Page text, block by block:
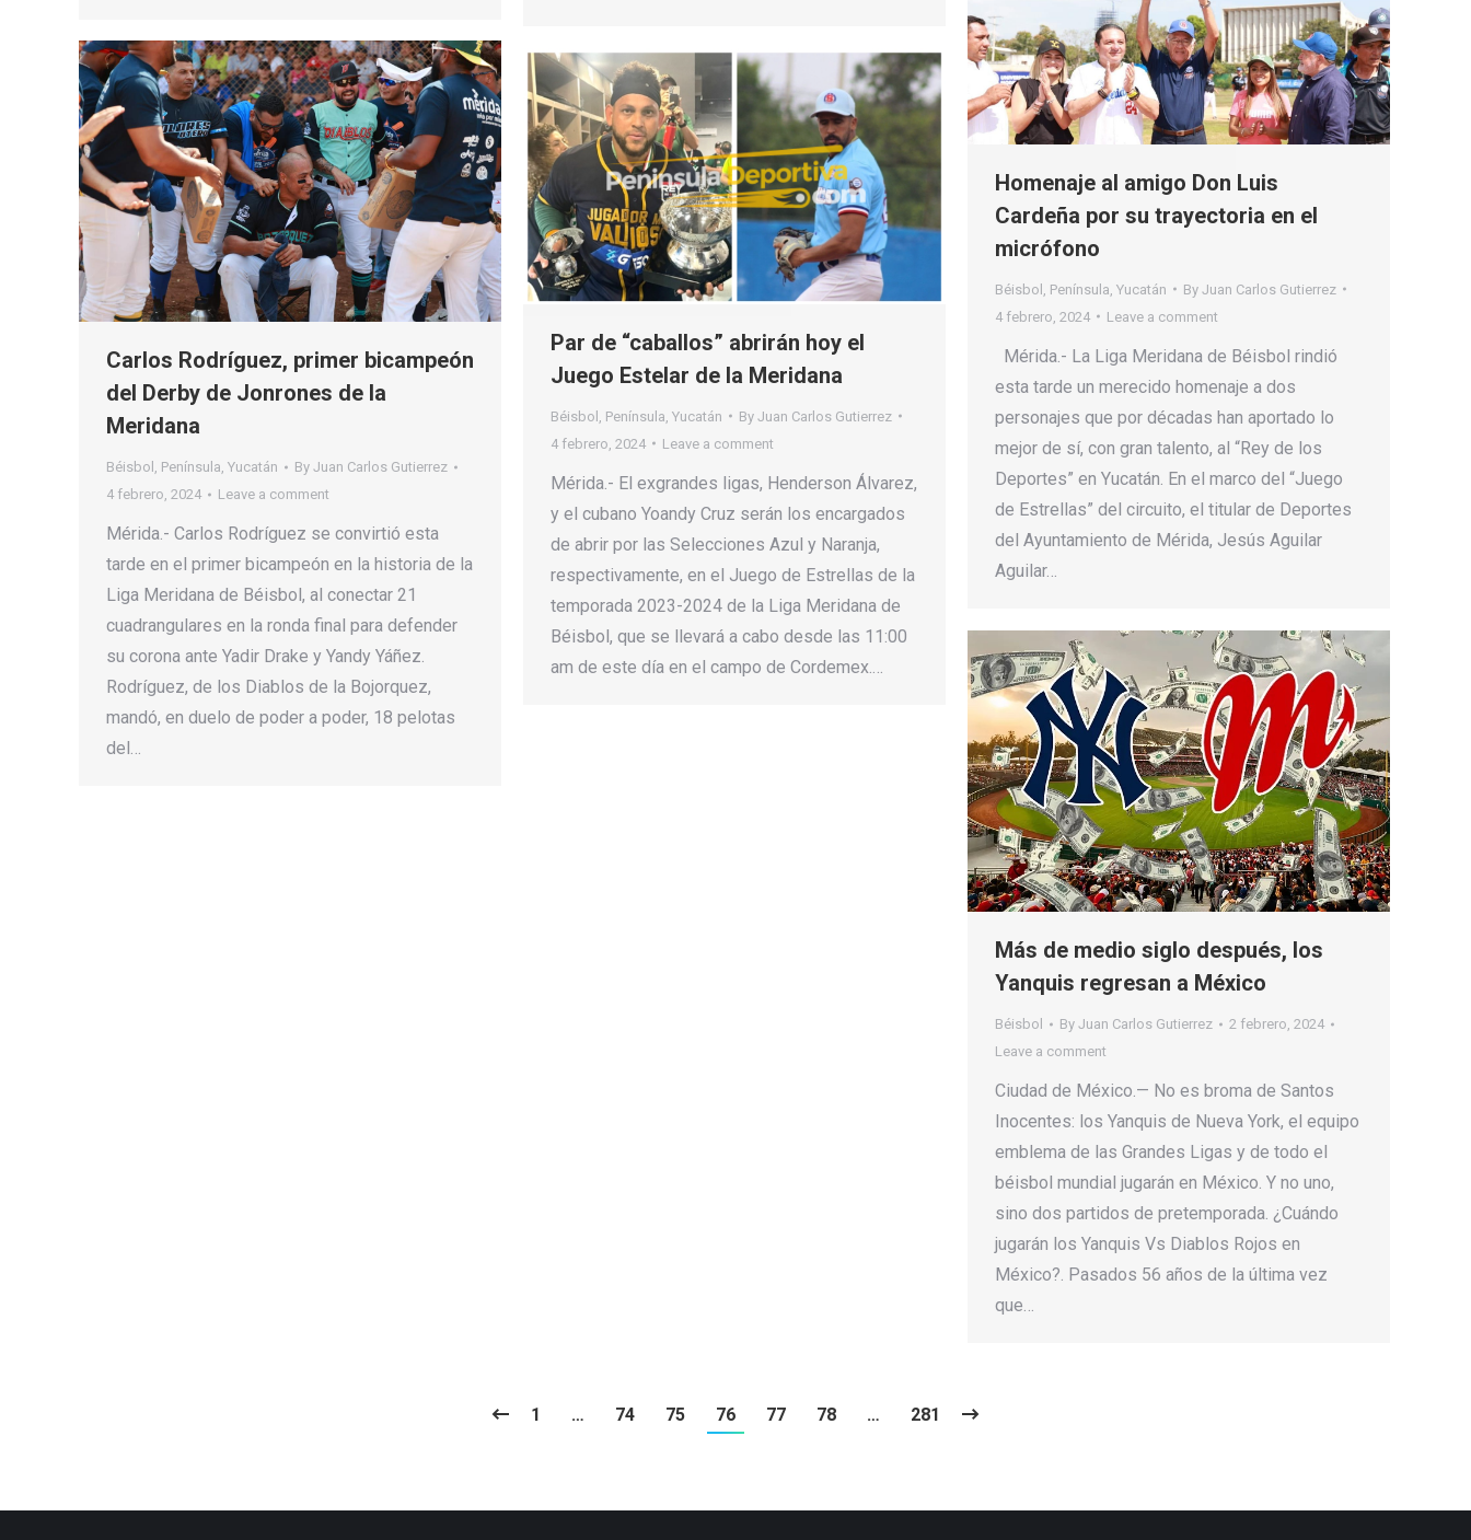
Homenaje al amigo Don Luis
Cardeña por su trayectoria en el
micrófono
Béisbol Península Yucatán By Juan Carlos Gutierrez
4 febrero, 2024
Leave a comment
Mérida.- La Liga Meridana de Béisbol rindió
esta tarde un merecido homenaje a dos
personajes que por décadas han aportado lo
mejor de sí, con gran talento, al “Rey de los
Deportes” en Yucatán. En el marco del “Juego
de Estrellas” del circuito, el titular de Deportes
del Ayuntamiento de Mérida, Jesús Aguilar
Aguilar…
Carlos Rodríguez, primer bicampeón
del Derby de Jonrones de la
Meridana
Béisbol , Península, Yucatán By Juan Carlos Gutierrez
4 febrero, 2024
Leave a comment
Mérida.- Carlos Rodríguez se convirtió esta
tarde en el primer bicampeón en la historia de la
Liga Meridana de Béisbol, al conectar 21
cuadrangulares en la ronda final para defender
su corona ante Yadir Drake y Yandy Yáñez.
Rodríguez, de los Diablos de la Bojorquez,
mandó, en duelo de poder a poder, 18 pelotas
del…
Par de “caballos” abrirán hoy el
Juego Estelar de la Meridana
Béisbol Península Yucatán By Juan Carlos Gutierrez
4 febrero, 2024
Leave a comment
Mérida.- El exgrandes ligas, Henderson Álvarez,
y el cubano Yoandy Cruz serán los encargados
de abrir por las Selecciones Azul y Naranja,
respectivamente, en el Juego de Estrellas de la
temporada 2023-2024 de la Liga Meridana de
Béisbol, que se llevará a cabo desde las 11:00
am de este día en el campo de Cordemex.…
Más de medio siglo después, los
Yanquis regresan a México
Béisbol By Juan Carlos Gutierrez
2 febrero, 2024
Leave a comment
Ciudad de México.— No es broma de Santos
Inocentes: los Yanquis de Nueva York, el equipo
emblema de las Grandes Ligas y de todo el
béisbol mundial jugarán en México. Y no uno,
sino dos partidos de pretemporada. ¿Cuándo
jugarán los Yanquis Vs Diablos Rojos en
México?. Pasados 56 años de la última vez
que…
1 … 74 75 76 77 78 … 281